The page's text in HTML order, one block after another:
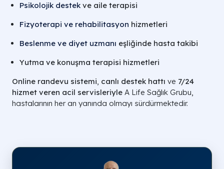
Psikolojik destek ve aile terapisi
Fizyoterapi ve rehabilitasyon hizmetleri
Beslenme ve diyet uzmanı eşliğinde hasta takibi
Yutma ve konuşma terapisi hizmetleri
Online randevu sistemi, canlı destek hattı ve 7/24
hizmet veren acil servisleriyle A Life Sağlık Grubu,
hastalarının her an yanında olmayı sürdürmektedir.